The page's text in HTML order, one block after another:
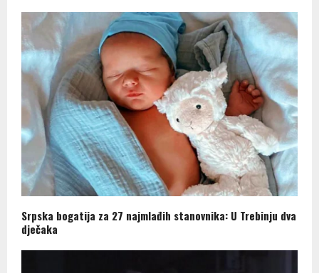
Srpska bogatija za 27 najmlađih stanovnika: U Trebinju dva
dječaka